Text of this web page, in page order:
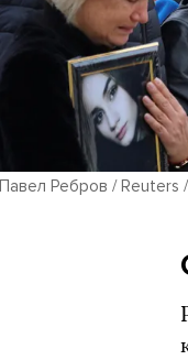
Павел Ребров / Reuters